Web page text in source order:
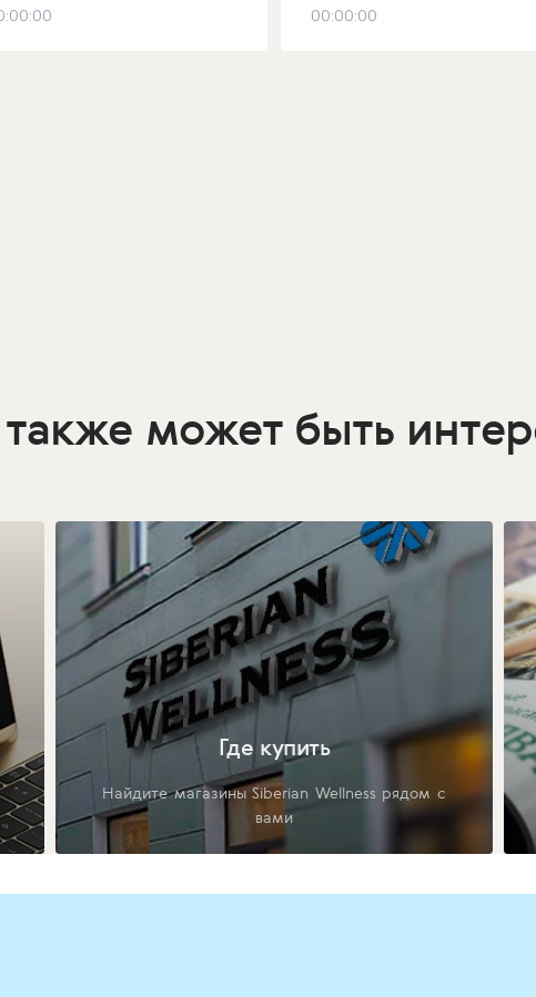
00:00:00
может быть
Где купить
Найдите магазины Siberian Wellness рядом с
вами